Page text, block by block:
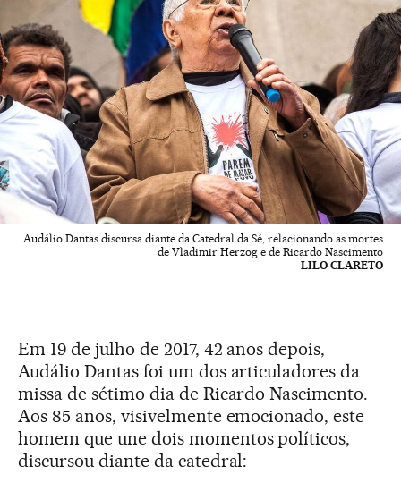
Audálio Dantas discursa diante da Catedral da Sé, relacionando as mortes
de Vladimir Herzog e de Ricardo Nascimento
LILO CLARETO
Em 19 de julho de 2017, 42 anos depois,
Audálio Dantas foi um dos articuladores da
missa de sétimo dia de Ricardo Nascimento.
Aos 85 anos, visivelmente emocionado, este
homem que une dois momentos políticos,
discursou diante da catedral: